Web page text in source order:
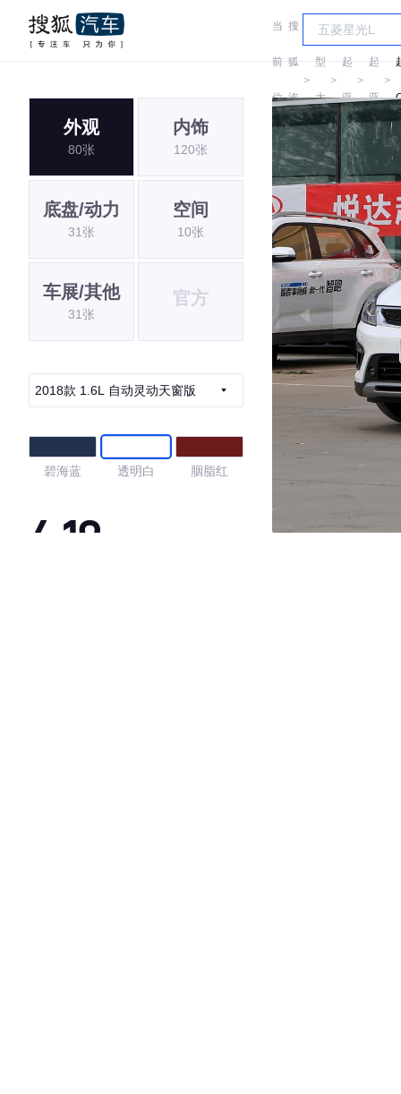
当
前
位
置:
搜
狐
汽
车
＞
车
型
大
全
＞
起
亚
＞
起
亚
＞
外观
80张
内饰
120张
底盘/动力
31张
空间
10张
车展/其他
31张
官方
2018款 1.6L 自动灵动天窗版
碧海蓝 透明白 胭脂红
4.19